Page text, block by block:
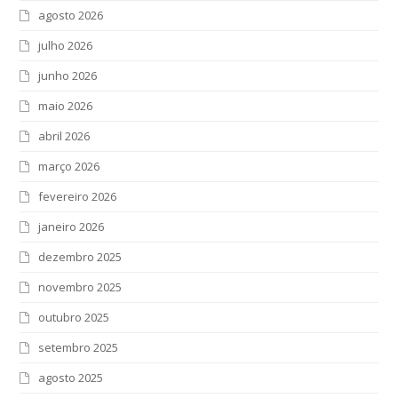
agosto 2026
julho 2026
junho 2026
maio 2026
abril 2026
março 2026
fevereiro 2026
janeiro 2026
dezembro 2025
novembro 2025
outubro 2025
setembro 2025
agosto 2025